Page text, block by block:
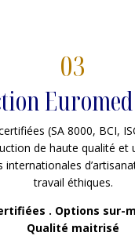
03
(SA 8000, BCI,
de haute qualité et
travail éthiques.
. Options sur-
Qualité maitrisé